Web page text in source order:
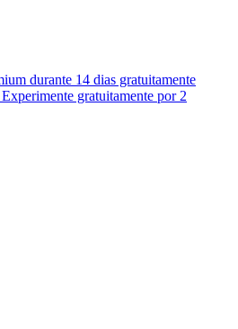
durante 14 dias gratuitamente
Experimente gratuitamente por 2